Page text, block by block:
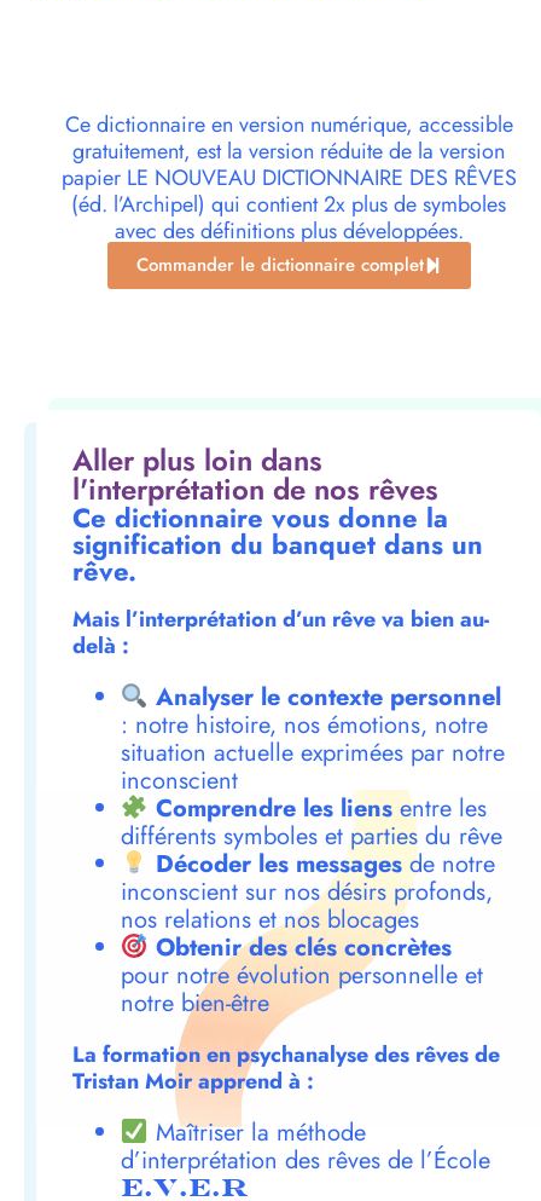
Ce dictionnaire en version numérique, accessible
gratuitement, est la version réduite de la version
papier LE NOUVEAU DICTIONNAIRE DES RÊVES
(éd. l’Archipel) qui contient 2x plus de symboles
avec des définitions plus développées.
Commander le dictionnaire complet
Aller plus loin dans
l'interprétation de nos rêves
Ce dictionnaire vous donne la
signification du banquet dans un
rêve.
Mais l’interprétation d’un rêve va bien au-
delà :
Analyser le contexte personnel
: notre histoire, nos émotions, notre
situation actuelle exprimées par notre
inconscient
Comprendre les liensentre les
différents symboles et parties du rêve
Décoder les messagesde notre
inconscient sur nos désirs profonds,
nos relations et nos blocages
Obtenir des clés concrètes
pour notre évolution personnelle et
notre bien-être
La formation en psychanalyse des rêves de
Tristan Moir apprend à :
Maîtriser la méthode
d’interprétation des rêves de l’École
E.V.E.R